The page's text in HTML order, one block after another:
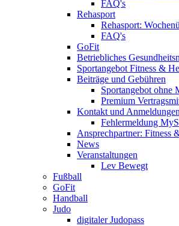
FAQ's
Rehasport
Rehasport:
FAQ's
GoFit
Betriebliches
Sportangebot Fitness &
Beiträge und Gebühren
Sportangebot ohne
Premium
Kontakt und Anmeldungen
Fehlermeldung
Ansprechpartner: Fitness
News
Veranstaltungen
Lev Bewegt
Fußball
GoFit
Handball
Judo
digitaler Judopass